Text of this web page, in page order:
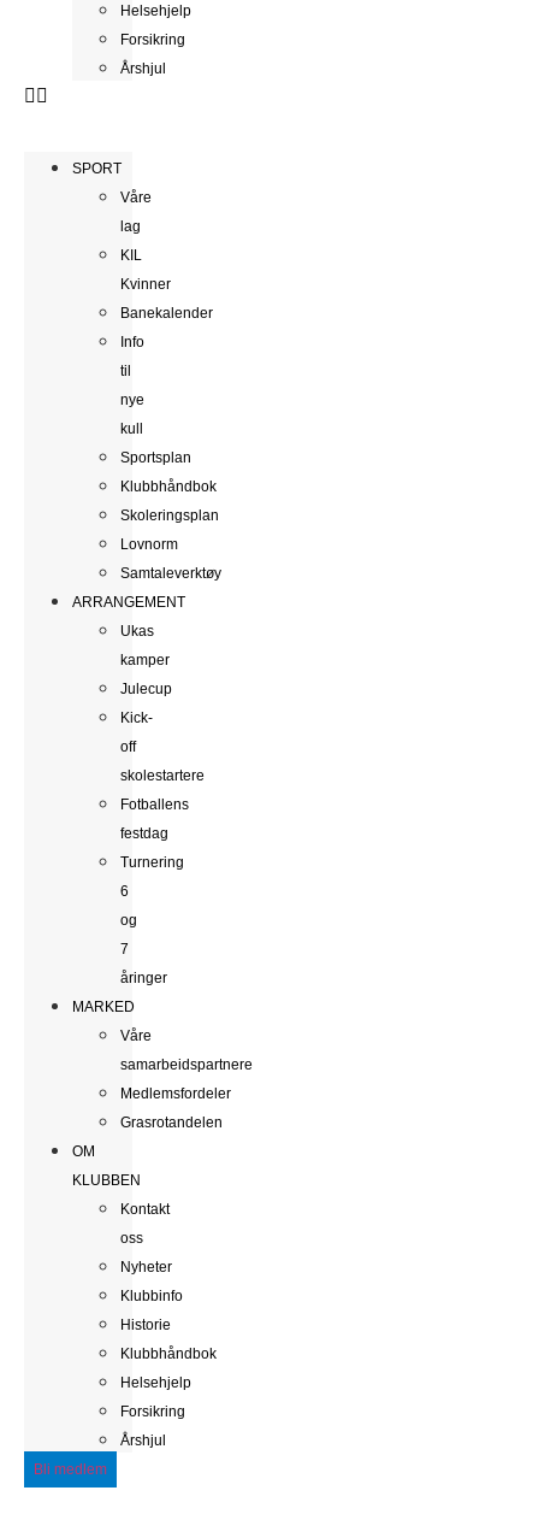
Helsehjelp
Forsikring
Årshjul
SPORT
Våre
lag
KIL
Kvinner
Banekalender
Info
til
nye
kull
Sportsplan
Klubbhåndbok
Skoleringsplan
Lovnorm
Samtaleverktøy
ARRANGEMENT
Ukas
kamper
Julecup
Kick-
off
skolestartere
Fotballens
festdag
Turnering
6
og
7
åringer
MARKED
Våre
samarbeidspartnere
Medlemsfordeler
Grasrotandelen
OM
KLUBBEN
Kontakt
oss
Nyheter
Klubbinfo
Historie
Klubbhåndbok
Helsehjelp
Forsikring
Årshjul
Bli medlem